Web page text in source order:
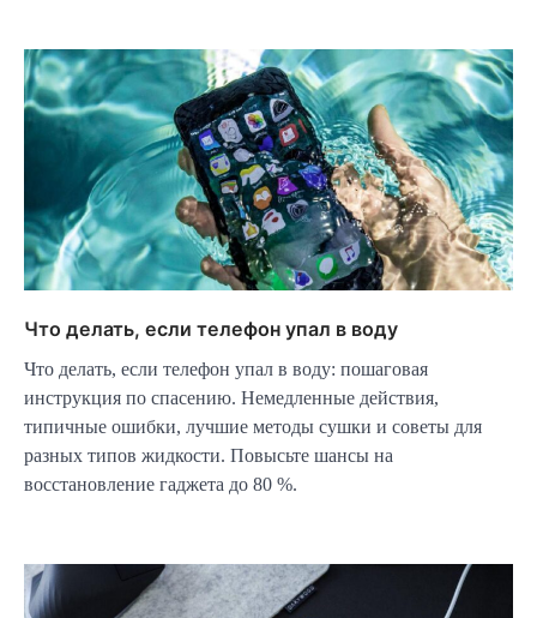
Что делать, если телефон упал в воду
Что делать, если телефон упал в воду: пошаговая
инструкция по спасению. Немедленные действия,
типичные ошибки, лучшие методы сушки и советы для
разных типов жидкости. Повысьте шансы на
восстановление гаджета до 80 %.